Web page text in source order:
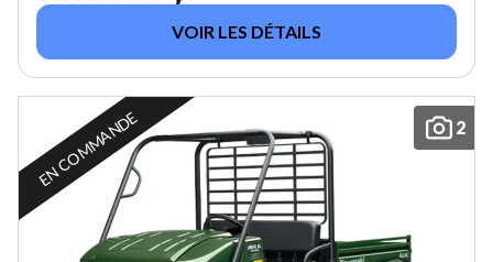
VOIR LES DÉTAILS
2
EN COMMANDE